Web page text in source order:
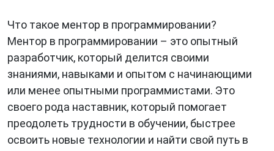
Что такое ментор в программировании?
Ментор в программировании – это опытный
разработчик, который делится своими
знаниями, навыками и опытом с начинающими
или менее опытными программистами. Это
своего рода наставник, который помогает
преодолеть трудности в обучении, быстрее
освоить новые технологии и найти свой путь в